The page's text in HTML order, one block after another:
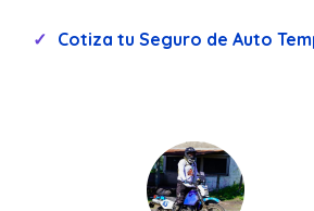
Cotiza tu Seguro de Auto